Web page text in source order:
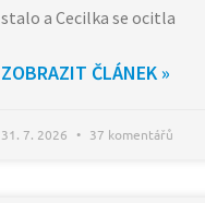
stalo a Cecilka se ocitla
ZOBRAZIT ČLÁNEK »
31. 7. 2026 37 komentářů